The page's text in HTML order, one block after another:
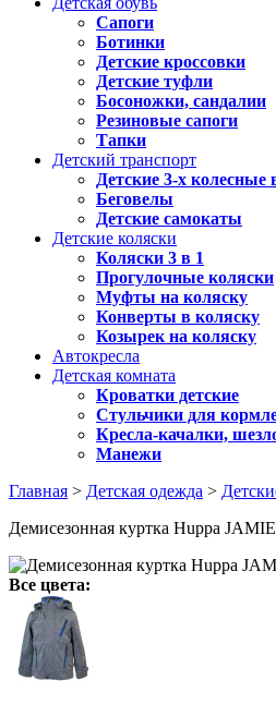
Сапоги
Ботинки
Детские кроссовки
Детские туфли
Босоножки, сандалии
Резиновые сапоги
Тапки
Детский транспорт
Детские 3-х колесные
Беговелы
Детские самокаты
Детские коляски
Коляски 3 в 1
Прогулочные коляски
Муфты на коляску
Конверты в коляску
Козырек на коляску
Автокресла
Детская комната
Кроватки детские
Стульчики для
Кресла-качалки,
Манежи
Главная > Детская одежда >
Демисезонная куртка Huppa
Все цвета: